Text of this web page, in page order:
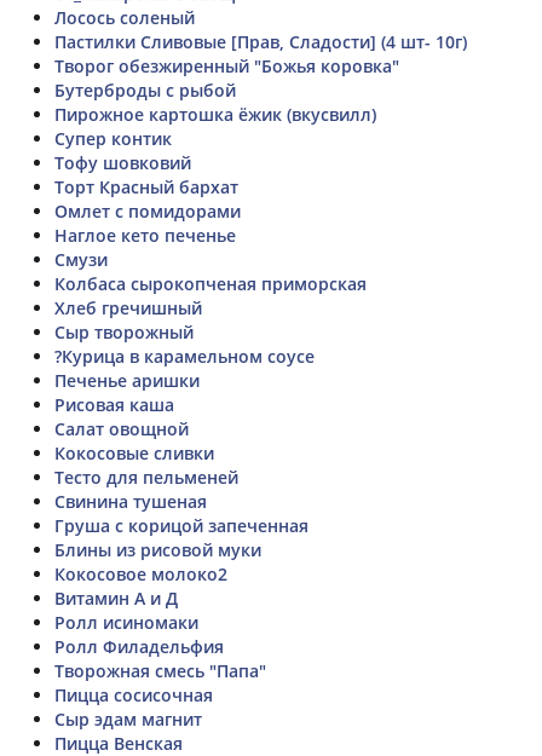
Лосось соленый
Пастилки Сливовые [Прав, Сладости] (4 шт- 10г)
Творог обезжиренный "Божья коровка"
Бутерброды с рыбой
Пирожное картошка ёжик (вкусвилл)
Супер контик
Тофу шовковий
Торт Красный бархат
Омлет с помидорами
Наглое кето печенье
Смузи
Колбаса сырокопченая приморская
Хлеб гречишный
Сыр творожный
?Курица в карамельном соусе
Печенье аришки
Рисовая каша
Салат овощной
Кокосовые сливки
Тесто для пельменей
Свинина тушеная
Груша с корицой запеченная
Блины из рисовой муки
Кокосовое молоко2
Витамин А и Д
Ролл исиномаки
Ролл Филадельфия
Творожная смесь "Папа"
Пицца сосисочная
Сыр эдам магнит
Пицца Венская